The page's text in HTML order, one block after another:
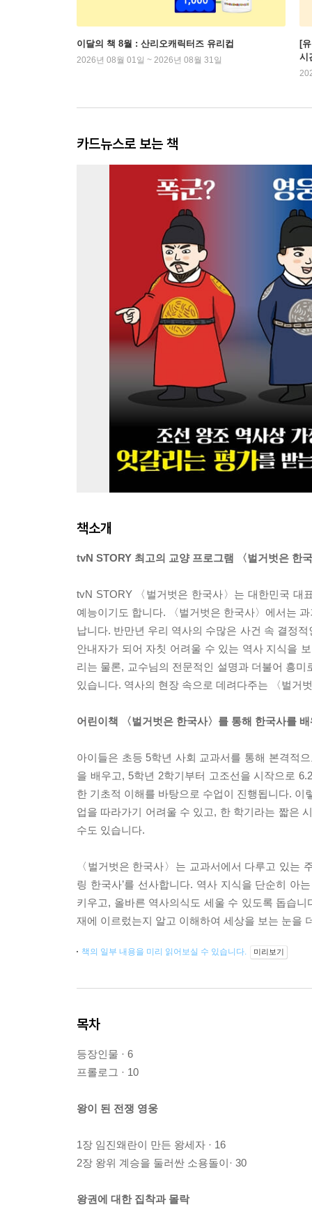
이달의 책 8월 : 산리오캐릭터즈 유리컵
2026년 08월 01일 ~ 2026년 08월 31일
[
시
카드뉴스로 보는 책
책소개
tvN STORY 최고의 교양 프로그램 〈벌거벗은 한
tvN STORY 〈벌거벗은 한국사〉는 대한민국 대
예능이기도 합니다. 〈벌거벗은 한국사〉에서는
납니다. 반만년 우리 역사의 수많은 사건 속 결정
안내자가 되어 자칫 어려울 수 있는 역사 지식을
리는 물론, 교수님의 전문적인 설명과 더불어 흥
있습니다. 역사의 현장 속으로 데려다주는 〈벌거
어린이책 〈벌거벗은 한국사〉를 통해 한국사를
아이들은 초등 5학년 사회 교과서를 통해 본격적
을 배우고, 5학년 2학기부터 고조선을 시작으로
한 기초적 이해를 바탕으로 수업이 진행됩니다.
업을 따라가기 어려울 수 있고, 한 학기라는 짧은
수도 있습니다.
〈벌거벗은 한국사〉는 교과서에서 다루고 있는
링 한국사’를 선사합니다. 역사 지식을 단순히 아
키우고, 올바른 역사의식도 세울 수 있도록 돕습
재에 이르렀는지 알고 이해하여 세상을 보는 눈을
책의 일부 내용을 미리 읽어보실 수 있습니다. 미리보기
목차
등장인물 · 6
프롤로그 · 10
왕이 된 전쟁 영웅
1장 임진왜란이 만든 왕세자 · 16
2장 왕위 계승을 둘러싼 소용돌이· 30
왕권에 대한 집착과 몰락